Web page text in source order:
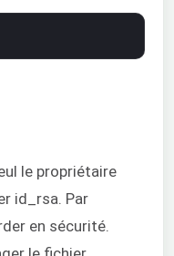
le propriétaire
id_rsa. Par
en sécurité.